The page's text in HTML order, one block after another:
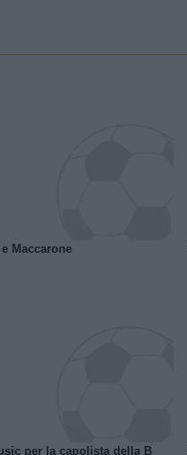
Maccarone
per la capolista della B